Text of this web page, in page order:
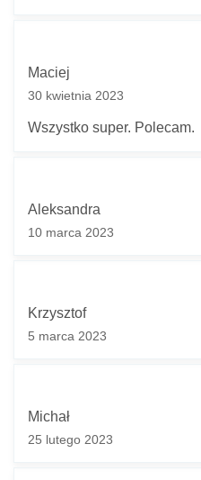
Maciej
30 kwietnia 2023
Wszystko super. Polecam.
Aleksandra
10 marca 2023
Krzysztof
5 marca 2023
Michał
25 lutego 2023